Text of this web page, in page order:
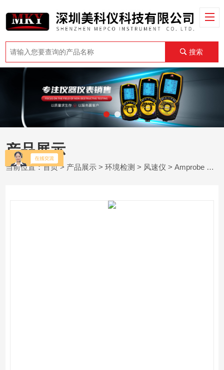
搜索
产品展示
当前位置：首页> 产品展示 >环境检测 > 风速仪 > Amprobe TMA-21HW风速仪